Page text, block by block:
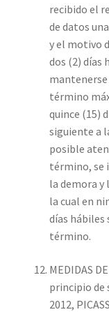
recibido el
de datos
y el motivo
dos (2) días
mantenerse
término
quince (15)
siguiente a
posible
término, se
la demora y
la cual en
días
término.
MEDIDAS
principio de
2012,